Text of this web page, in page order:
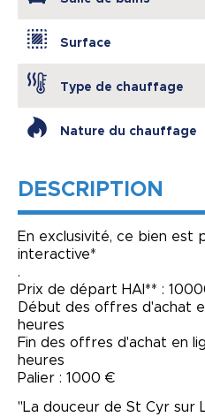
Surface
Type de chauffage
Nature du chauffage
DESCRIPTION
En exclusivité, ce bien est
interactive*
.
Prix de départ HAI** :
Début des offres d'achat
heures
Fin des offres d'achat en
heures
Palier : 1000 €
"La douceur de St Cyr sur